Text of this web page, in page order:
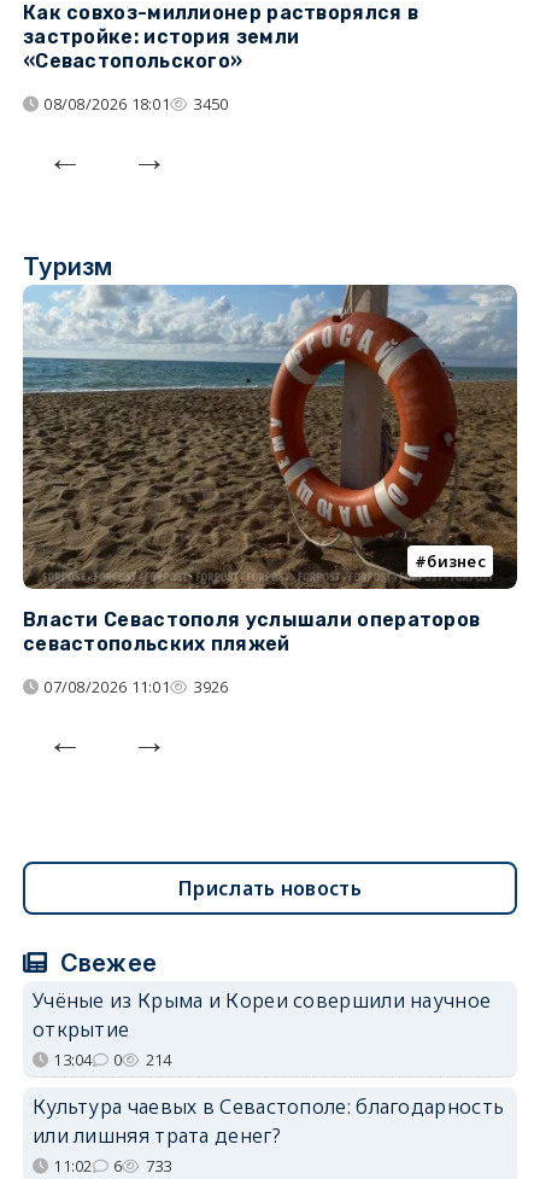
Как совхоз-миллионер растворялся в
застройке: история земли
«Севастопольского»
08/08/2026 18:01 3450
Туризм
бизнес
Власти Севастополя услышали операторов
севастопольских пляжей
07/08/2026 11:01 3926
Прислать новость
Свежее
Учёные из Крыма и Кореи совершили научное
открытие
13:04 0 214
Культура чаевых в Севастополе: благодарность
или лишняя трата денег?
11:02 6 733